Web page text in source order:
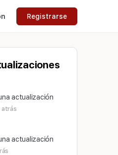
Registrarse
actualización
atrás
actualización